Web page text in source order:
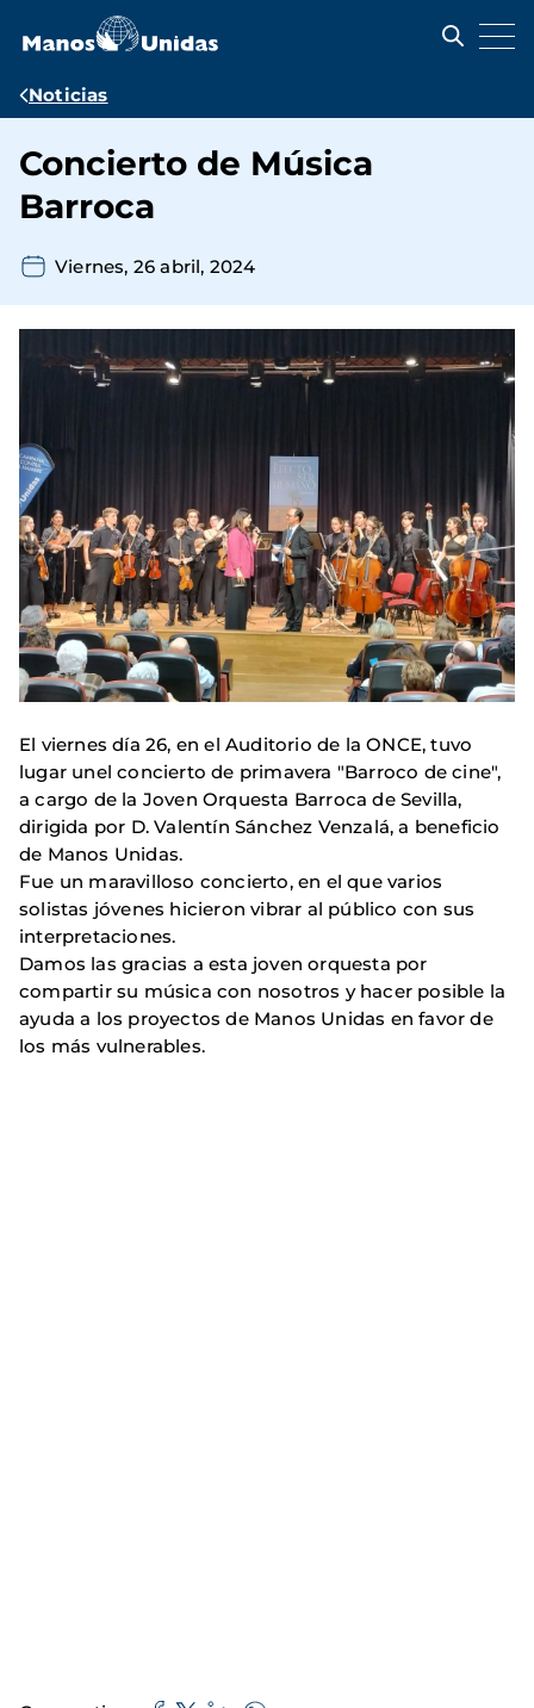
contenido
Ruta
navegación
Noticias
Concierto de Música
Barroca
Viernes, 26 abril, 2024
El viernes día 26, en el Auditorio de la ONCE, tuvo
lugar unel concierto de primavera "Barroco de cine",
a cargo de la Joven Orquesta Barroca de Sevilla,
dirigida por D. Valentín Sánchez Venzalá, a beneficio
de Manos Unidas.
Fue un maravilloso concierto, en el que varios
solistas jóvenes hicieron vibrar al público con sus
interpretaciones.
Damos las gracias a esta joven orquesta por
compartir su música con nosotros y hacer posible la
ayuda a los proyectos de Manos Unidas en favor de
los más vulnerables.